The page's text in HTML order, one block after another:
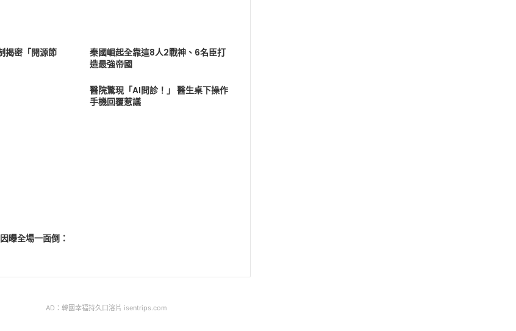
揭密「開源節
秦國崛起全靠這8人2戰神、6名臣打
造最強帝國
曝全場一面倒：
醫院驚現「AI問診！」 醫生桌下操作
手機回覆惹議
AD：韓國幸福持久口溶片 isentrips.com